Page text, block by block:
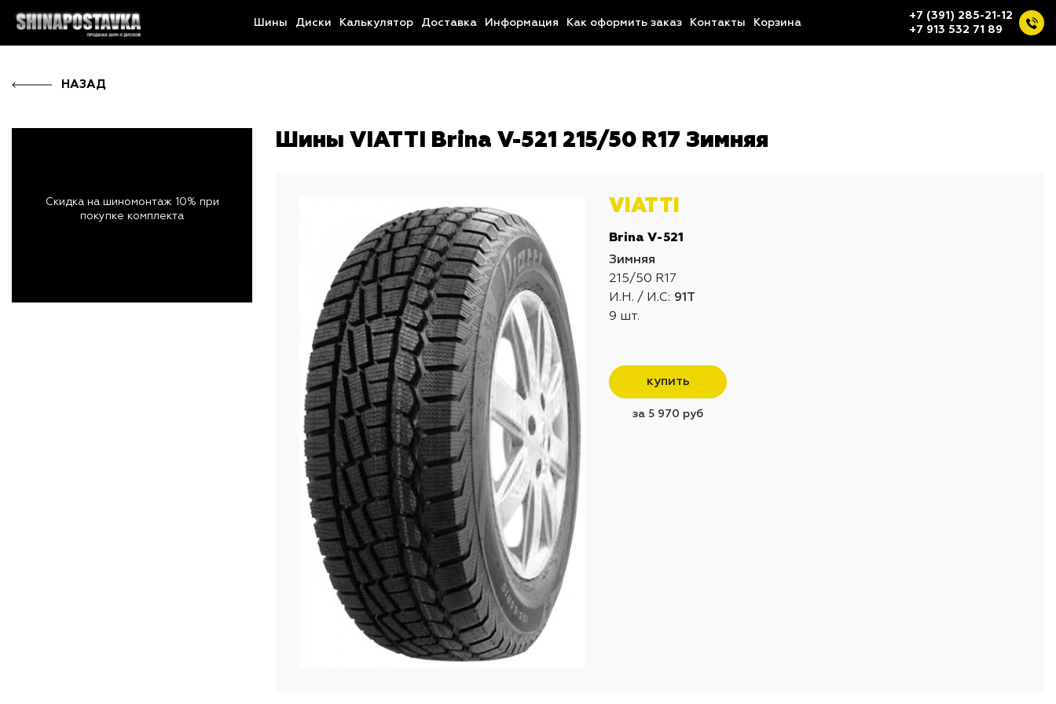
Шины Диски Калькулятор Доставка Информация Как оформить заказ Контакты Корзина
+7 (391) 285-21-12
+7 913 532 71 89
НАЗАД
Шины VIATTI Brina V-521 215/50 R17 Зимняя
VIATTI
Brina V-521
Зимняя
215/50 R17
И.Н. / И.С: 91T
9 шт.
купить
за 5 970 руб
Скидка на шиномонтаж 10% при
покупке комплекта